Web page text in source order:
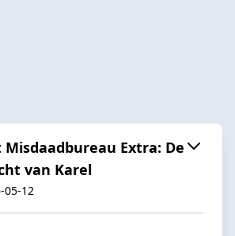
Misdaadbureau Extra: De
van Karel
05-12